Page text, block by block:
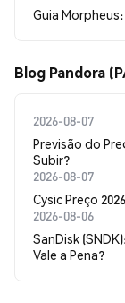
Guia
Blog Pandora
2026-08-07
Previsão do
Subir?
2026-08-07
Cysic Preço
2026-08-06
SanDisk
Vale a Pena?